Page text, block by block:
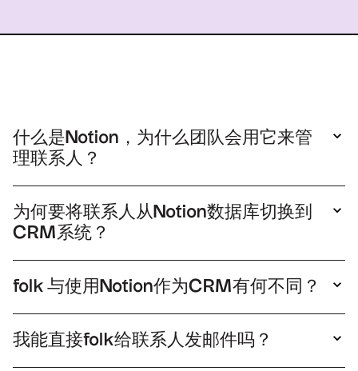
什么是Notion，为什么团队会用它来管
理联系人？
库。部分团队会在此追踪人员信息，但其记录功能
仅限于通用页面，虽适合笔记记录，却缺乏流程管
理、提醒功能及关系历史追踪等工具。
为何要将联系人从Notion数据库切换到
CRM系统？
据清除、提醒功能、交互时间线及报告生成等功
能，助您减少维护时间，更多精力推动交易进展。
folk 与使用Notion作为CRM有何不同？
时间线、任务与提醒功能，以及情境化协作。更
新、邮件和后续跟进由此形成一条连续的工作流。
我能直接folk给联系人发邮件吗？